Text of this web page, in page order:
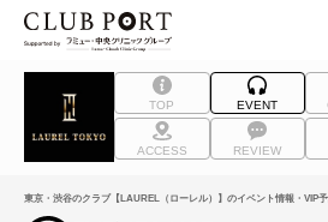
TOP EVENT
ACCESS REVIEW
東京・渋谷のクラブ【LAUREL（ローレル）】のイベント情報・VIP